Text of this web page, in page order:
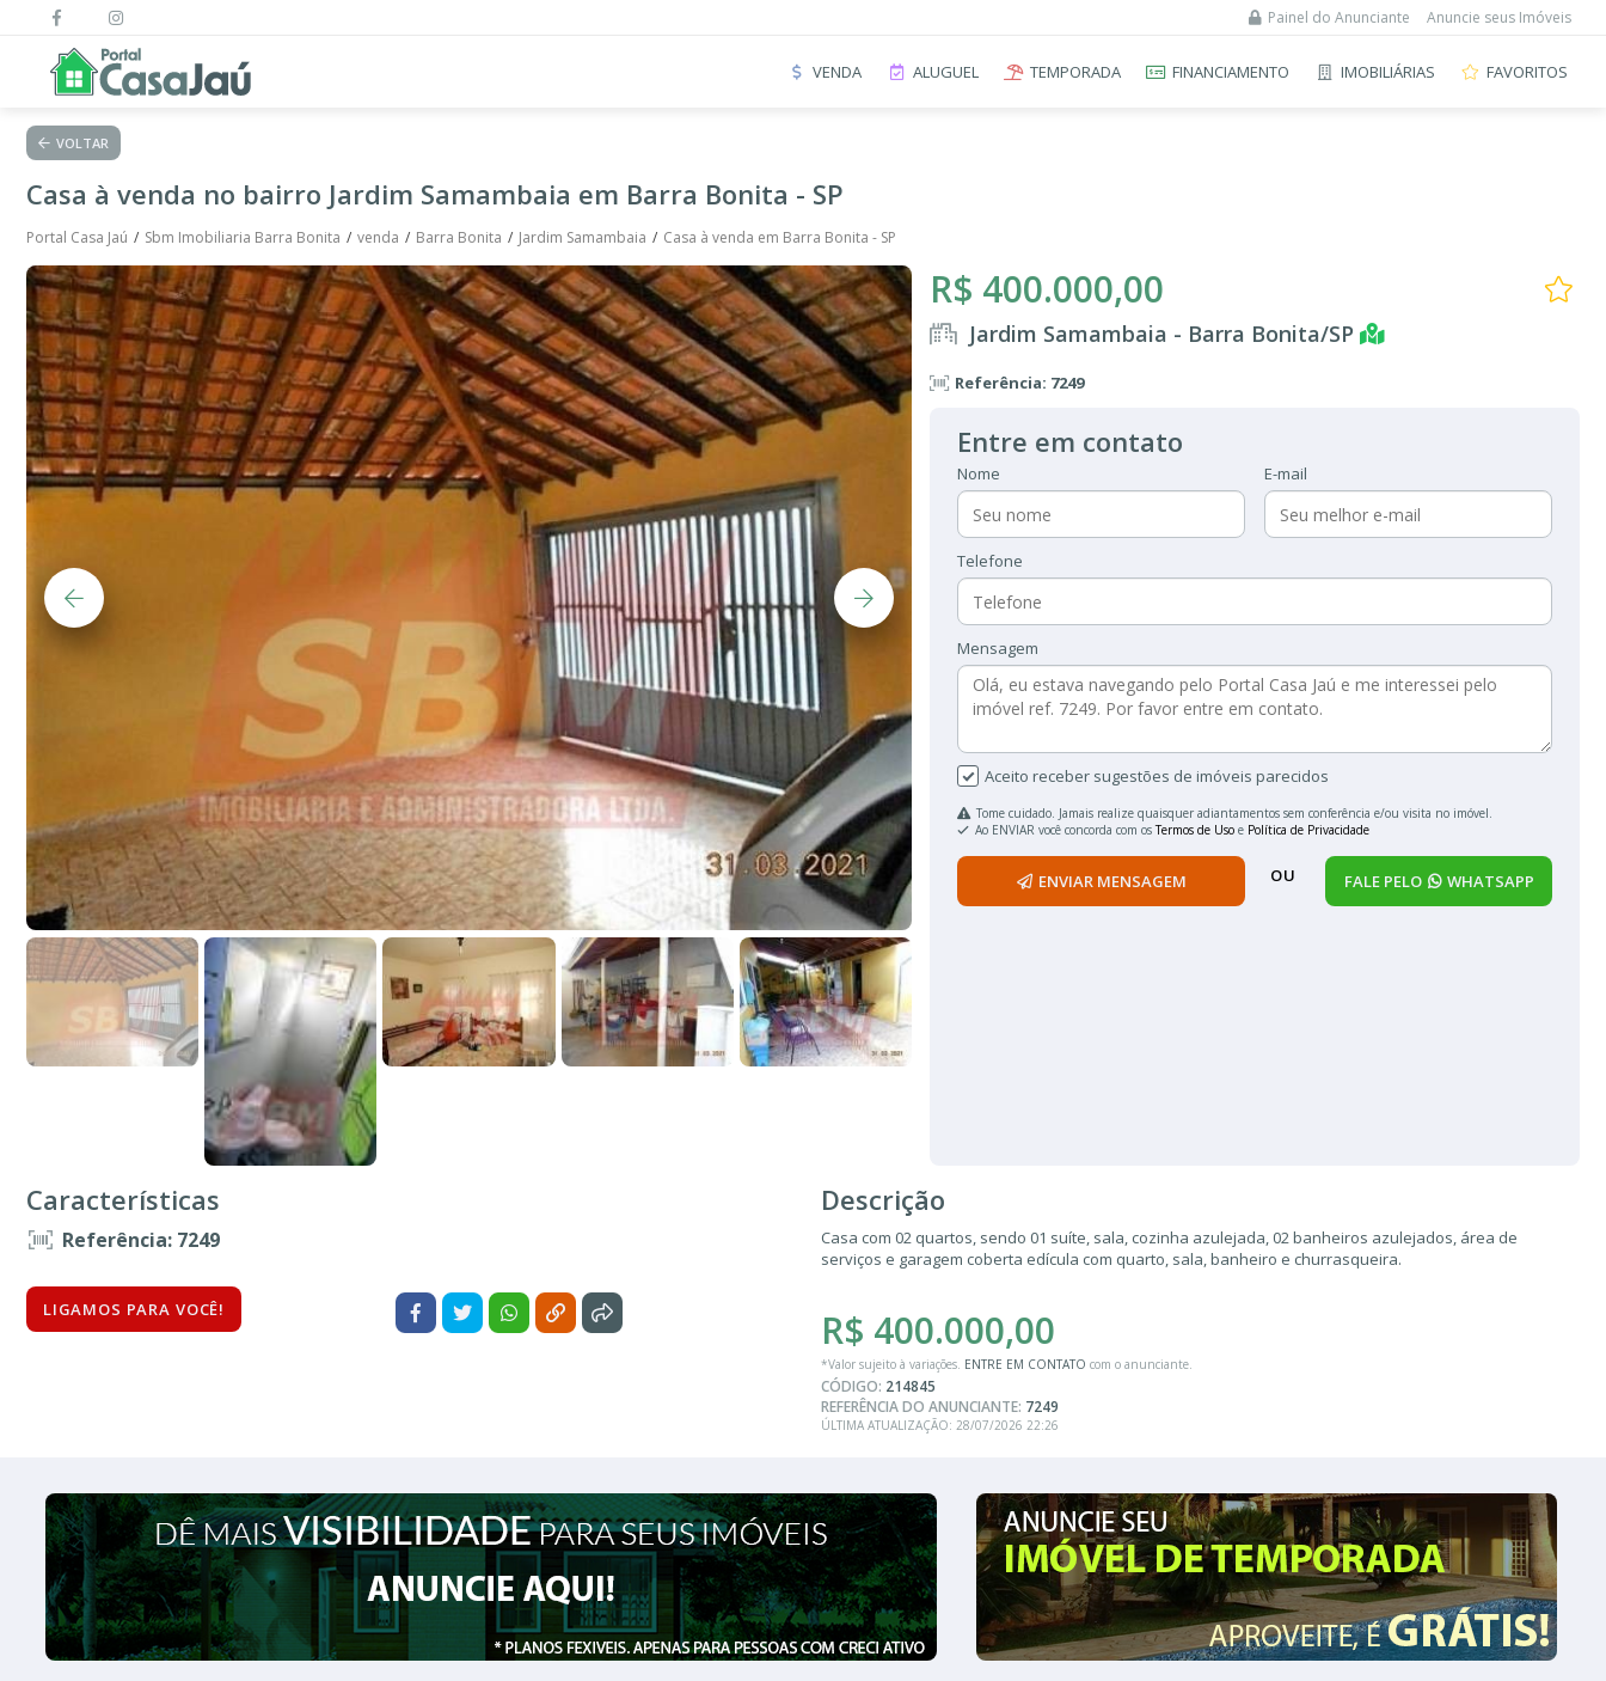
Painel do Anunciante Anuncie seus Imóveis
VENDA ALUGUEL TEMPORADA FINANCIAMENTO IMOBILIÁRIAS FAVORITOS
VOLTAR
Casa à venda no bairro Jardim Samambaia em Barra Bonita - SP
Portal Casa Jaú Sbm Imobiliaria Barra Bonita venda Barra Bonita Jardim Samambaia Casa à venda em Barra Bonita - SP
R$ 400.000,00
Jardim Samambaia - Barra Bonita/SP
Referência: 7249
Entre em contato
Nome E-mail
Telefone
Mensagem
Aceito receber sugestões de imóveis parecidos
Tome cuidado. Jamais realize quaisquer adiantamentos sem conferência e/ou visita no imóvel.
Ao ENVIAR você concorda com osTermos de Uso e Política de Privacidade
ENVIAR MENSAGEM OU FALE PELO WHATSAPP
Características
Referência: 7249
LIGAMOS PARA VOCÊ!
Descrição
Casa com 02 quartos, sendo 01 suíte, sala, cozinha azulejada, 02 banheiros azulejados, área de
serviços e garagem coberta edícula com quarto, sala, banheiro e churrasqueira.
R$ 400.000,00
*Valor sujeito à variações. ENTRE EM CONTATO com o anunciante.
CÓDIGO: 214845
REFERÊNCIA DO ANUNCIANTE: 7249
ÚLTIMA ATUALIZAÇÃO: 28/07/2026 22:26